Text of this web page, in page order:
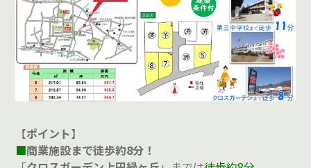
【ポイント】
■商業施設まで徒歩約8分！